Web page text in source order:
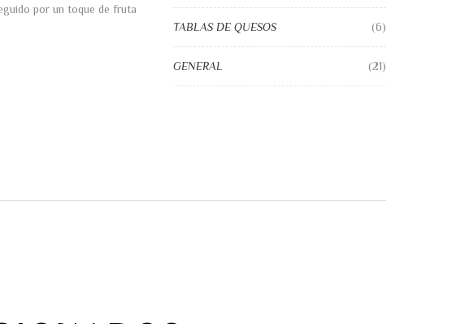
por un toque de fruta
TABLAS DE QUESOS (6)
GENERAL (21)